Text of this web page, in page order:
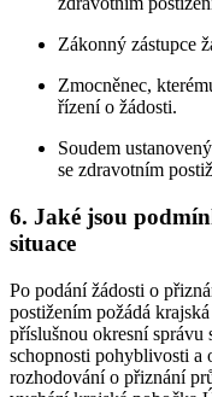
Zákonný zástupce
Zmocněnec,
řízení o žádosti.
Soudem
se zdravotním
6. Jaké jsou
situace
Po podání žádosti o
postižením požádá
příslušnou okresní správu
schopnosti pohyblivosti a
rozhodování o přiznání